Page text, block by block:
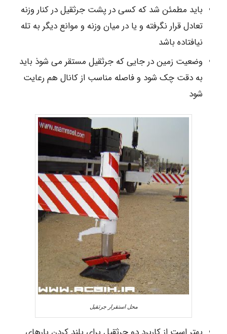
باید مطمئن شد که کسی در پشت جرثقیل در کنار وزنه
تعادل قرار نگرفته و یا در میان وزنه و موانع دیگر به تله
نیافتاده باشد
وضعیت زمین در جایی که جرثقیل مستقر می شوذ باید
به دقت چک شود و فاصله مناسب از کانال هم رعایت
شود
محل استقرار جرثقیل